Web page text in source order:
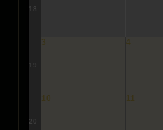
18
19
3 4
20
10 11